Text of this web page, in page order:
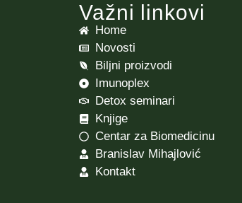
Važni linkovi
Home
Novosti
Biljni proizvodi
Imunoplex
Detox seminari
Knjige
Centar za Biomedicinu
Branislav Mihajlović
Kontakt